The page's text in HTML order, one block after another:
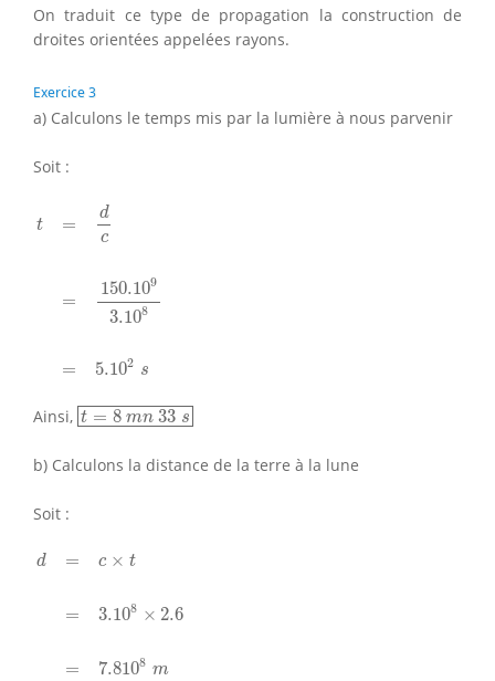
On traduit ce type de propagation la construction de
droites orientées appelées rayons.
Exercice 3
a) Calculons le temps mis par la lumière à nous parvenir
Soit :
t =
d
c
=
150.109
3.108
= 5.102 s
150.10
Ainsi, t = 8 mn 33 s
t=8mn33s
b) Calculons la distance de la terre à la lune
Soit :
d = c × t
= 3.108 × 2.6
= 7.8108 m
d= 8